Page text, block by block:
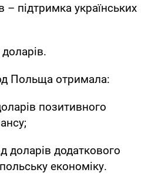
підтримка українських
Польща отримала:
позитивного
доларів додаткового
економіку.